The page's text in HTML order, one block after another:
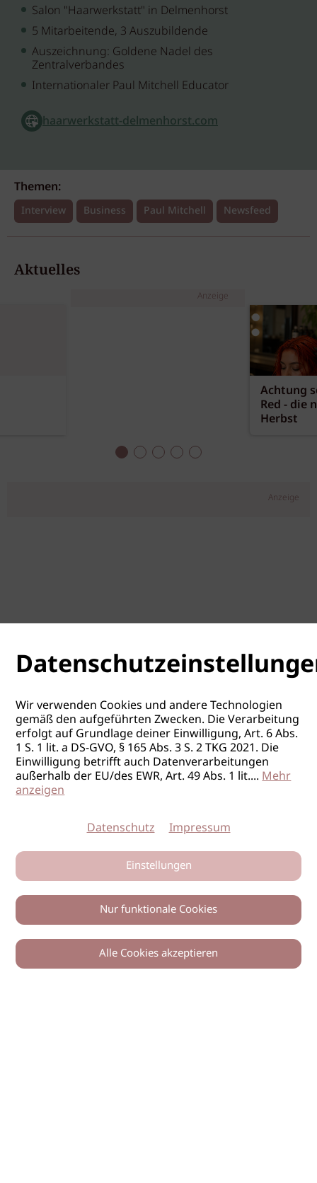
Salon "Haarwerkstatt" in Delmenhorst
5 Mitarbeitende, 3 Auszubildende
Auszeichnung: Goldene Nadel des
Zentralverbandes
Internationaler Paul Mitchell Educator
haarwerkstatt-delmenhorst.com
Themen:
Interview Business Paul Mitchell Newsfeed
Aktuelles
Anzeige
Achtung
Red - die
Herbst
Anzeige
0
Wir verwenden Cookies und andere Technologien
gemäß den aufgeführten Zwecken. Die Verarbeitung
erfolgt auf Grundlage deiner Einwilligung, Art. 6 Abs.
1 S. 1 lit. a DS-GVO, § 165 Abs. 3 S. 2 TKG 2021. Die
Einwilligung betrifft auch Datenverarbeitungen
außerhalb der EU/des EWR, Art. 49 Abs. 1 lit....Mehr
anzeigen
Datenschutz Impressum
Einstellungen
Nur funktionale Cookies
Alle Cookies akzeptieren